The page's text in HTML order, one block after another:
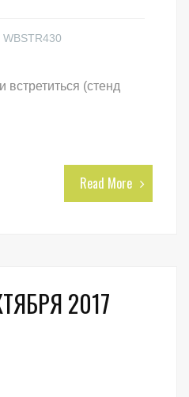
WBSTR430
(стенд
Read More
2017